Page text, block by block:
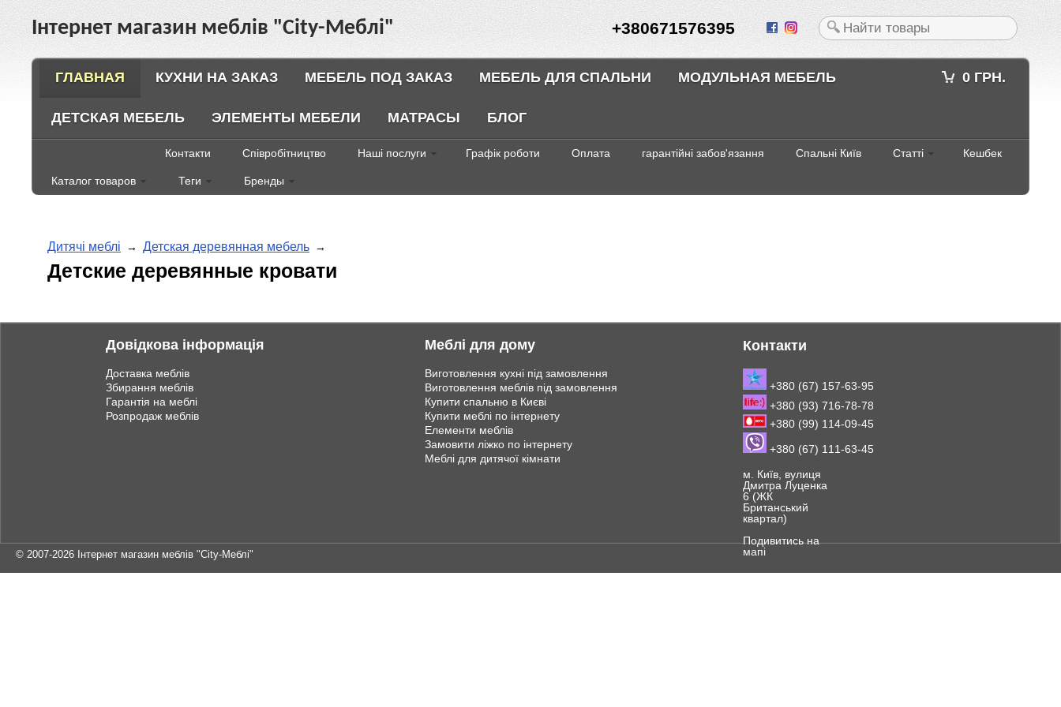
+380671576395
Інтернет магазин меблів "City-Меблі"
0 ГРН.
ГЛАВНАЯ КУХНИ НА ЗАКАЗ МЕБЕЛЬ ПОД ЗАКАЗ МЕБЕЛЬ ДЛЯ СПАЛЬНИ МОДУЛЬНАЯ МЕБЕЛЬ
ДЕТСКАЯ МЕБЕЛЬ ЭЛЕМЕНТЫ МЕБЕЛИ МАТРАСЫ БЛОГ
Контакти Співробітництво Наші послуги Графік роботи Оплата гарантійні забов'язання Спальні Київ Статті Кешбек
Каталог товаров Теги Бренды
Дитячі меблі → Детская деревянная мебель →
Детские деревянные кровати
Довідкова інформація
Доставка меблів
Збирання меблів
Гарантія на меблі
Розпродаж меблів
Меблі для дому
Виготовлення кухні під замовлення
Виготовлення меблів під замовлення
Купити спальню в Києві
Купити меблі по інтернету
Елементи меблів
Замовити ліжко по інтернету
Меблі для дитячої кімнати
Контакти
+380 (67) 157-63-95
+380 (93) 716-78-78
+380 (99) 114-09-45
+380 (67) 111-63-45
м. Київ, вулиця
Дмитра Луценка
6 (ЖК
Британський
квартал)
Подивитись на
мапі
© 2007-2026 Інтернет магазин меблів "City-Меблі"